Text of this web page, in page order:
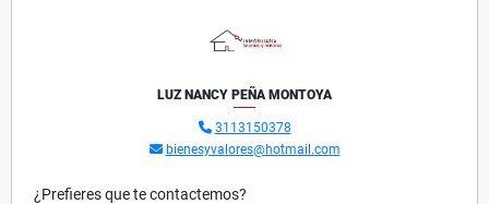
LUZ NANCY PEÑA MONTOYA
3113150378
bienesyvalores@hotmail.com
¿Prefieres que te contactemos?